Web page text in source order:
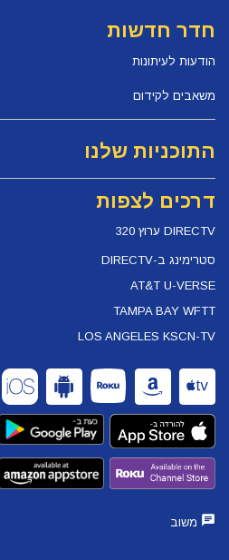
חדר חדשות
הודעות לעיתונות
משאבים לקידום
התוכניות שלנו
דרכים לצפות
DIRECTV ערוץ 320
סטרימינג ב-DIRECTV
AT&T U-VERSE
TAMPA BAY WFTT
LOS ANGELES KSCN-TV
משוב